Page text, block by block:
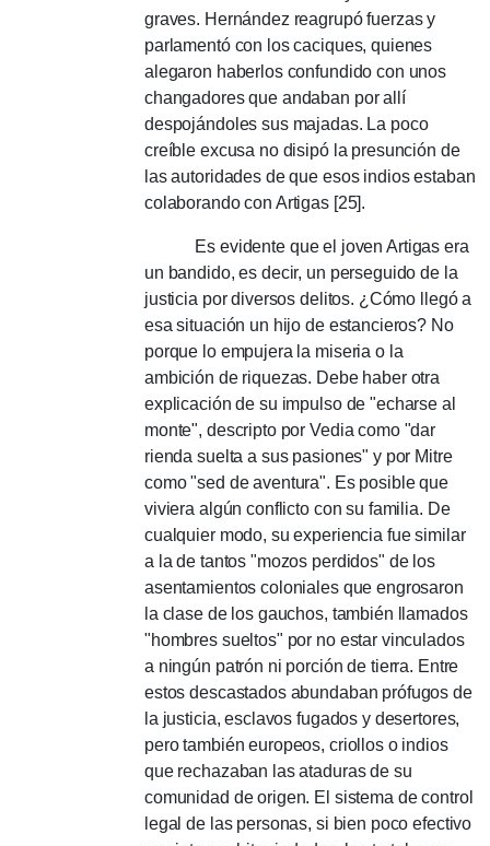
graves. Hernández reagrupó fuerzas y
parlamentó con los caciques, quienes
alegaron haberlos confundido con unos
changadores que andaban por allí
despojándoles sus majadas. La poco
creíble excusa no disipó la presunción de
las autoridades de que esos indios estaban
colaborando con Artigas [25].
Es evidente que el joven Artigas era
un bandido, es decir, un perseguido de la
justicia por diversos delitos. ¿Cómo llegó a
esa situación un hijo de estancieros? No
porque lo empujera la miseria o la
ambición de riquezas. Debe haber otra
explicación de su impulso de "echarse al
monte", descripto por Vedia como "dar
rienda suelta a sus pasiones" y por Mitre
como "sed de aventura". Es posible que
viviera algún conflicto con su familia. De
cualquier modo, su experiencia fue similar
a la de tantos "mozos perdidos" de los
asentamientos coloniales que engrosaron
la clase de los gauchos, también llamados
"hombres sueltos" por no estar vinculados
a ningún patrón ni porción de tierra. Entre
estos descastados abundaban prófugos de
la justicia,esclavos fugados y desertores,
pero también europeos, criollos o indios
que rechazaban las ataduras de su
comunidad de origen. El sistema de control
legal de las personas, si bien poco efectivo